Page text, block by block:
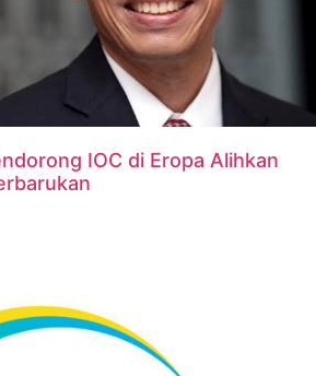
IOC di Eropa Alihkan